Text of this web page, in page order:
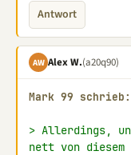
Antwort
AW Alex W.(a20q90)
Mark 99 schrieb:
> Allerdings,
nett von diesem